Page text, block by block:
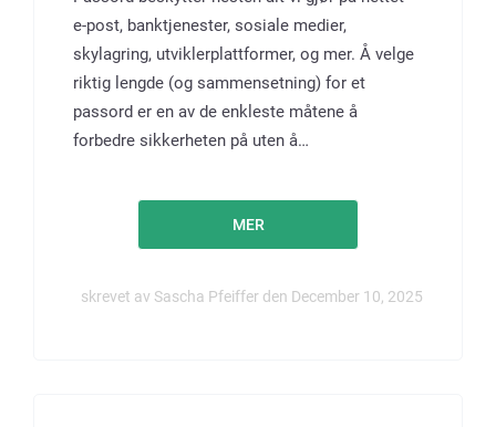
e-post, banktjenester, sosiale medier,
skylagring, utviklerplattformer, og mer. Å velge
riktig lengde (og sammensetning) for et
passord er en av de enkleste måtene å
forbedre sikkerheten på uten å…
MER
skrevet av Sascha Pfeiffer den December 10, 2025